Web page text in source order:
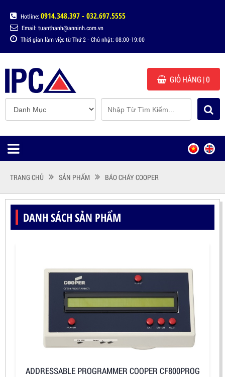
Hotline: 0914.348.397 - 032.697.5555
Email: tuanthanh@anninh.com.vn
Thời gian làm việc từ Thứ 2 - Chủ nhật: 08:00-19:00
GIỎ HÀNG| 0
TRANG CHỦ SẢN PHẨM BÁO CHÁY COOPER
DANH SÁCH SẢN PHẨM
ADDRESSABLE PROGRAMMER COOPER CF800PROG